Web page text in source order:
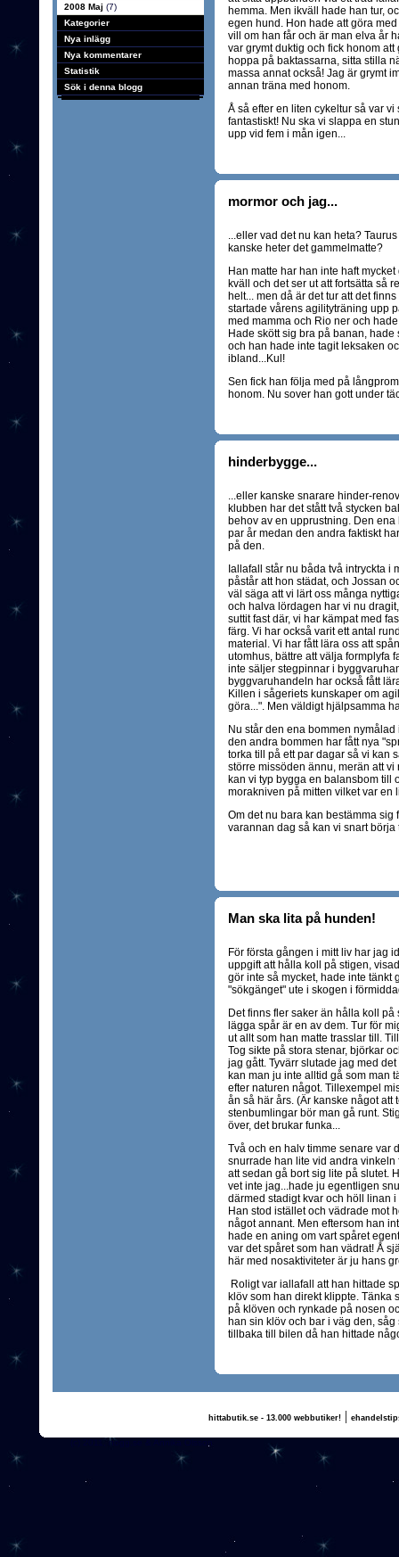
2008 Maj (7)
Kategorier
Nya inlägg
Nya kommentarer
Statistik
Sök i denna blogg
hemma. Men ikväll hade han tur,
egen hund. Hon hade att göra
vill om han får och är man elva år
var grymt duktig och fick honom
hoppa på baktassarna, sitta stilla
massa annat också! Jag är grymt
annan träna med honom.
Å så efter en liten cykeltur så var
fantastiskt! Nu ska vi slappa en
upp vid fem i mån igen...
mormor och jag...
...eller vad det nu kan heta?
kanske heter det gammelmatte?
Han matte har han inte haft
kväll och det ser ut att fortsätta så
helt... men då är det tur att det
startade vårens agilityträning upp
med mamma och Rio ner och
Hade skött sig bra på banan,
och han hade inte tagit leksaken
ibland...Kul!
Sen fick han följa med på
honom. Nu sover han gott under
hinderbygge...
...eller kanske snarare hinder-
klubben har det stått två stycken
behov av en upprustning. Den
par år medan den andra faktiskt
på den.
Iallafall står nu båda två intryckta i
påstår att hon städat, och Jossan
väl säga att vi lärt oss många
och halva lördagen har vi nu
suttit fast där, vi har kämpat med
färg. Vi har också varit ett antal
material. Vi har fått lära oss att
utomhus, bättre att välja formplyfa
inte säljer stegpinnar i
byggvaruhandeln har också fått
Killen i sågeriets kunskaper om
göra...". Men väldigt hjälpsamma
Nu står den ena bommen
den andra bommen har fått nya
torka till på ett par dagar så vi kan
större missöden ännu, merän att
kan vi typ bygga en balansbom till
morakniven på mitten vilket var en
Om det nu bara kan bestämma sig
varannan dag så kan vi snart
Man ska lita på hunden!
För första gången i mitt liv har jag
uppgift att hålla koll på stigen,
gör inte så mycket, hade inte tänkt
"sökgänget" ute i skogen i
Det finns fler saker än hålla koll
lägga spår är en av dem. Tur för
ut allt som han matte trasslar till.
Tog sikte på stora stenar, björkar
jag gått. Tyvärr slutade jag med
kan man ju inte alltid gå som man
efter naturen något. Tillexempel
ån så här års. (Är kanske något att
stenbumlingar bör man gå runt.
över, det brukar funka...
Två och en halv timme senare var
snurrade han lite vid andra
att sedan gå bort sig lite på slutet.
vet inte jag...hade ju egentligen
därmed stadigt kvar och höll linan
Han stod istället och vädrade mot
något annant. Men eftersom han
hade en aning om vart spåret
var det spåret som han vädrat! Å
här med nosaktiviteter är ju hans
Roligt var iallafall att han hittade
klöv som han direkt klippte. Tänka
på klöven och rynkade på nosen
han sin klöv och bar i väg den,
tillbaka till bilen då han hittade
hittabutik.se - 13.000 webbutiker!|
(c) 2011, nogg.se & Annika Olsson